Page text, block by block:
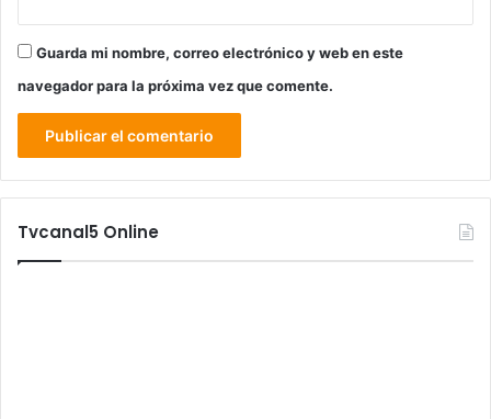
Guarda mi nombre, correo electrónico y web en este
navegador para la próxima vez que comente.
Tvcanal5 Online